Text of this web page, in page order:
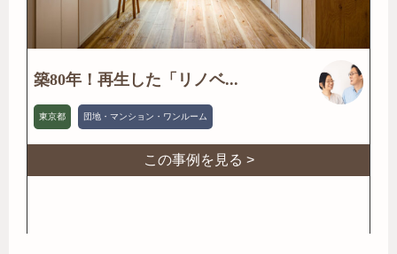
築80年！再生した「リノベ...
東京都 団地・マンション・ワンルーム
この事例を見る >